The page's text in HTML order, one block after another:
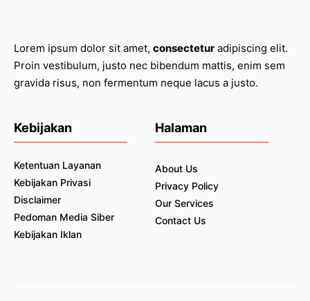
Lorem ipsum dolor sit amet, consectetur adipiscing elit.
Proin vestibulum, justo nec bibendum mattis, enim sem
gravida risus, non fermentum neque lacus a justo.
Kebijakan
Ketentuan Layanan
Kebijakan Privasi
Disclaimer
Pedoman Media Siber
Kebijakan Iklan
Halaman
About Us
Privacy Policy
Our Services
Contact Us